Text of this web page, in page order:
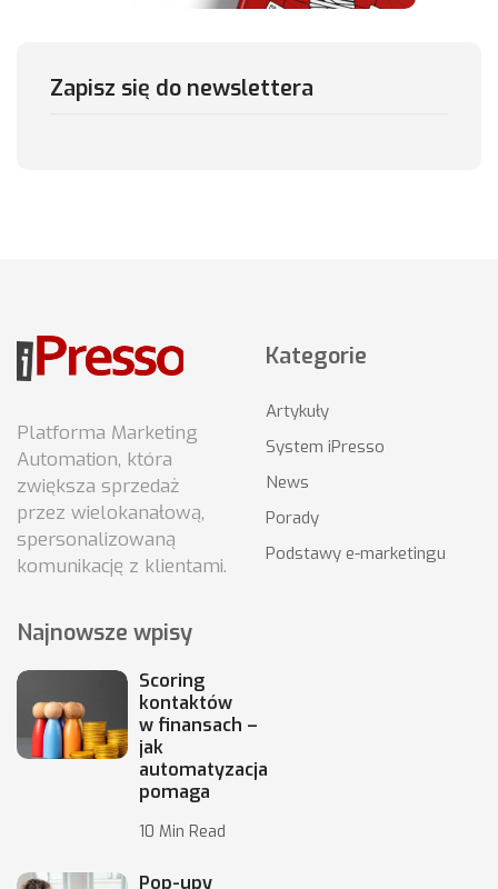
Zapisz się do newslettera
Platforma Marketing
Automation, która
zwiększa sprzedaż
przez wielokanałową,
spersonalizowaną
komunikację z klientami.
Kategorie
Artykuły
System iPresso
News
Porady
Podstawy e-marketingu
Najnowsze wpisy
Scoring
kontaktów
w finansach –
jak
automatyzacja
pomaga
10 Min Read
Pop-upy